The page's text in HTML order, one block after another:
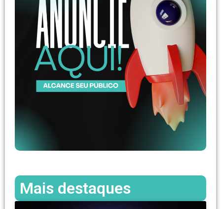
Mais destaques